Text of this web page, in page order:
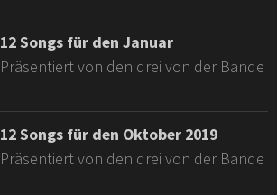
12 Songs für den Januar
Präsentiert von den drei von der Bande
12 Songs für den Oktober 2019
Präsentiert von den drei von der Bande